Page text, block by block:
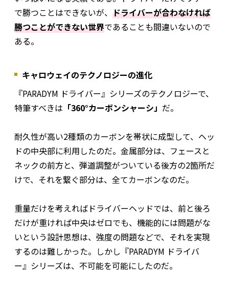
で勝つことはできないが、 ドライバーが合わなければ
勝つことができない世界であることも間違いないので
ある。
キャロウェイのテクノロジーの進化
『PARADYM ドライバー』シリーズのテクノロジーで、
特筆すべきは 「360°カーボンシャーシ」 だ。
耐久性が高い2種類のカーボンを帯状に成型して、ヘッ
ドの中央部に利用したのだ。金属部分は、フェースと
ネックの前方と、弾道調整がついている後方の2箇所だ
けで、それを繋ぐ部分は、全てカーボンなのだ。
重量だけを考えればドライバーヘッドでは、前と後ろ
だけが重ければ中央はゼロでも、機能的には問題がな
いという設計思想は、強度の問題などで、それを実現
するのは難しかった。しかし『PARADYM ドライバ
ー』シリーズは、不可能を可能にしたのだ。